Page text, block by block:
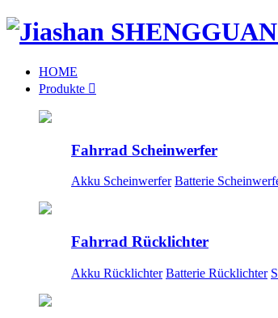
HOME
Produkte 
Fahrrad Scheinwerfer
Akku Scheinwerfer Batterie
Fahrrad Rücklichter
Akku Rücklichter Batterie Rücklichter